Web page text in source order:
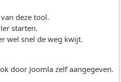
deze tool.
starten.
wel snel de weg kwijt.
door Joomla zelf aangegeven.